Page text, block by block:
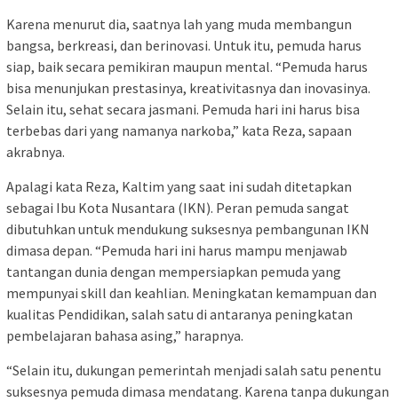
Karena menurut dia, saatnya lah yang muda membangun
bangsa, berkreasi, dan berinovasi. Untuk itu, pemuda harus
siap, baik secara pemikiran maupun mental. “Pemuda harus
bisa menunjukan prestasinya, kreativitasnya dan inovasinya.
Selain itu, sehat secara jasmani. Pemuda hari ini harus bisa
terbebas dari yang namanya narkoba,” kata Reza, sapaan
akrabnya.
Apalagi kata Reza, Kaltim yang saat ini sudah ditetapkan
sebagai Ibu Kota Nusantara (IKN). Peran pemuda sangat
dibutuhkan untuk mendukung suksesnya pembangunan IKN
dimasa depan. “Pemuda hari ini harus mampu menjawab
tantangan dunia dengan mempersiapkan pemuda yang
mempunyai skill dan keahlian. Meningkatan kemampuan dan
kualitas Pendidikan, salah satu di antaranya peningkatan
pembelajaran bahasa asing,” harapnya.
“Selain itu, dukungan pemerintah menjadi salah satu penentu
suksesnya pemuda dimasa mendatang. Karena tanpa dukungan